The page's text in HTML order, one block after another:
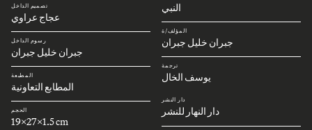
النبي
المؤلف/ة
جبران خليل جبران
ترجمة
يوسف الخال
دار النشر
دار النهار للنشر
تصميم الداخل
عجاج عراوي
رسوم الداخل
جبران خليل جبران
المطبعة
المطابع التعاونية
الحجم
19x27x1.5 cm